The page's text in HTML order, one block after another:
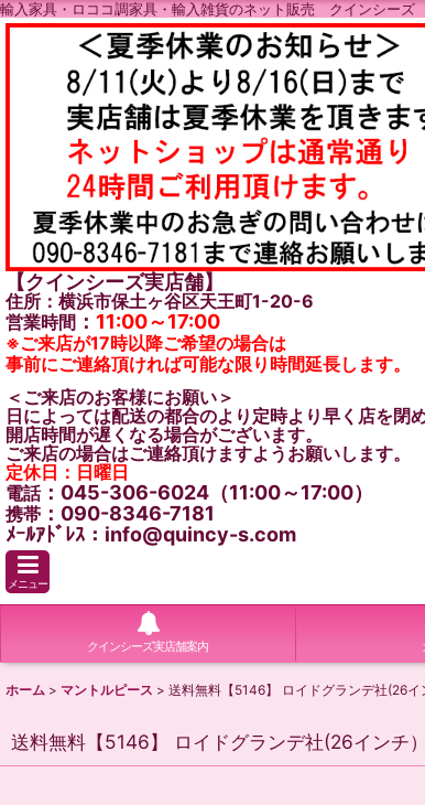
輸入家具・ロココ調家具・輸入雑貨のネット販売 クインシーズ
【クインシーズ実店舗】
住所：横浜市保土ヶ谷区天王町1-20-6
営業時間 ： 11:00～17:00
※ご来店が17時以降ご希望の場合は
事前にご連絡頂ければ可能な限り時間延長します。
＜ご来店のお客様にお願い＞
日によっては配送の都合のより定時より早く店を閉め
開店時間が遅くなる場合がございます。
ご来店の場合はご連絡頂けますようお願いします。
定休日：日曜日
電話：045-306-6024（11:00～17:00）
携帯 ：090-8346-7181
ﾒｰﾙｱﾄﾞﾚｽ：info@quincy-s.com
メニュー
クインシーズ実店舗案内
ホーム > マントルピース > 送料無料【5146】 ロイドグランデ社(26
送料無料【5146】 ロイドグランデ社(26インチ